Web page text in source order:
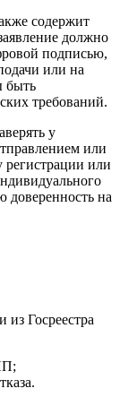
содержит
должно
подписью,
или на
быть
требований.
у
или
или
доверенность на
Госреестра